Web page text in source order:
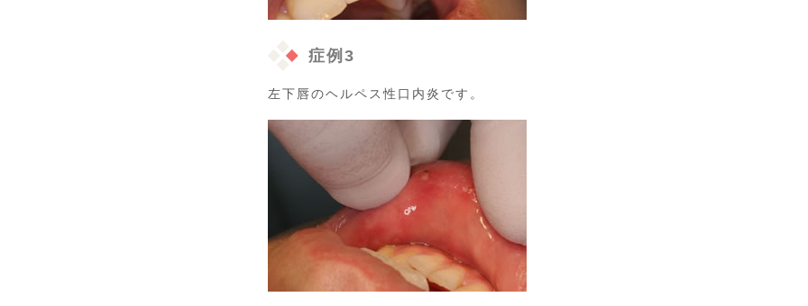
症例3
左下唇のヘルペス性口内炎です。